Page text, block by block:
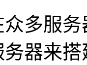
服务
器来